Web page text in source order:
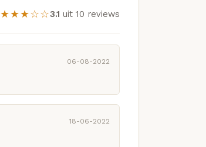
★★★☆☆3.1 uit 10 reviews
06-08-2022
18-06-2022